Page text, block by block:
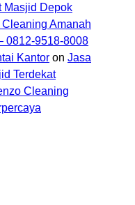
Masjid Depok
Amanah
0812-9518-8008
Kantor on Jasa
Terdekat
Cleaning